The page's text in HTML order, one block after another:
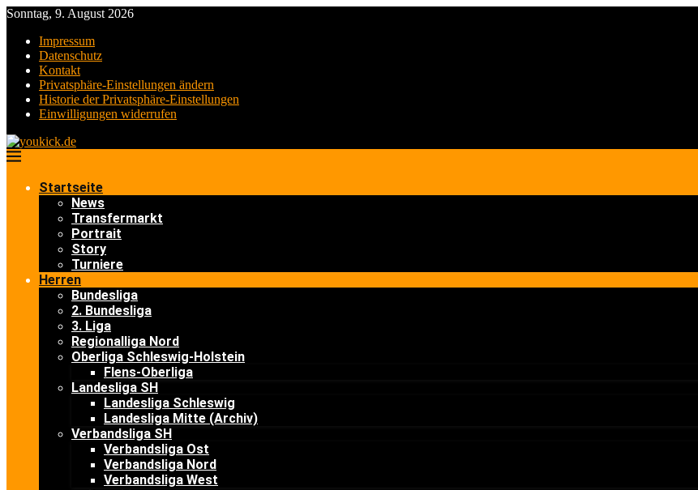
Sonntag, 9. August 2026
Impressum
Datenschutz
Kontakt
Privatsphäre-Einstellungen ändern
Historie der Privatsphäre-Einstellungen
Einwilligungen widerrufen
Startseite
News
Transfermarkt
Portrait
Story
Turniere
Herren
Bundesliga
2. Bundesliga
3. Liga
Regionalliga Nord
Oberliga Schleswig-Holstein
Flens-Oberliga
Landesliga SH
Landesliga Schleswig
Landesliga Mitte (Archiv)
Verbandsliga SH
Verbandsliga Ost
Verbandsliga Nord
Verbandsliga West